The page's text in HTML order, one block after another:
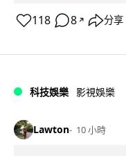
118 8 ↗ 分享
科技娛樂 影視娛樂
Lawton 10 小時